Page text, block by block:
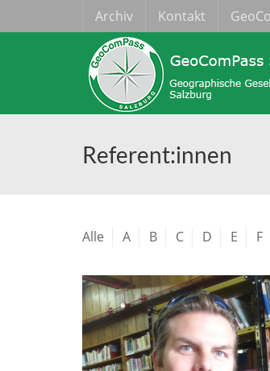
Archiv Kontakt
Referent:innen
Alle A B C D E F